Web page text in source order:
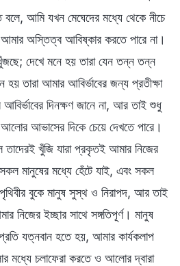
বলে, আমি যখন মেঘেদের মধ্যে থেকে নীচে
অস্তিত্ব আবিষ্কার করতে পারে না।
দেখে মনে হয় তারা যেন তন্ন তন্ন
তারা আমার আবির্ভাবের জন্য প্রতীক্ষা
দিনক্ষণ জানে না, আর তাই শুধু
আলোর আভাসের দিকে চেয়ে দেখতে পারে।
খুঁজি যারা প্রকৃতই আমার নিজের
মানুষের মধ্যে হেঁটে যাই, এবং সকল
বুকে মানুষ সুস্থ ও নিরাপদ, আর তাই
ইচ্ছার সাথে সঙ্গতিপূর্ণ। মানুষ
যত্নবান হতে হয়, আমার কার্যকলাপ
মধ্যে চলাফেরা করতে ও আলোর দ্বারা